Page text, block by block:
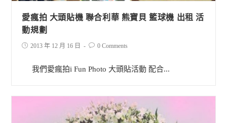
愛瘋拍 大頭貼機 聯合利華 熊寶貝 籃球機 出租 活
動規劃
2013 年 12 月 16 日 0 Comments
我們愛瘋拍i Fun Photo 大頭貼活動 配合...